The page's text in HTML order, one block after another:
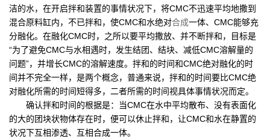
洁的水，在开启拌和装置的事情状况下，将CMC不迅速平均地撒到
混合原料缸内，不已拌和，使CMC和水绝对合成一体、CMC能够充
分融化。在融化CMC时，之所以要平均撒放、并不断拌和，目标是
“为了避免CMC与水相遇时，发生结团、结块、减低CMC溶解量的
问题”，并增长CMC的溶解速度。拌和的时间和CMC绝对融化的时
间并不完全一样，是两个概念，普通来说，拌和的时间要比CMC绝
对融化所需的时间短得多，二者所需的时间视具体事情状况而定。
确认拌和时间的根据是：当CMC在水中平均散布、没有表面化
的大的团块状物体存在时，便可以休止拌和，让CMC和水在静置的
状况下互相渗透、互相合成一体。